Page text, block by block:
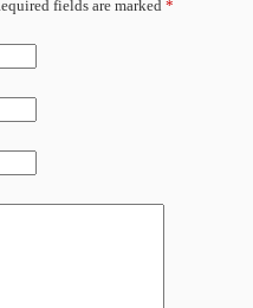
fields are marked *